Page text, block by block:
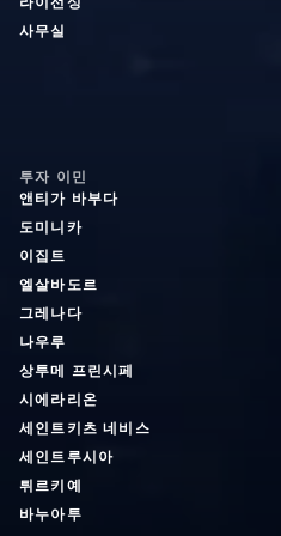
사무실
투자 이민
앤티가 바부다
도미니카
이집트
엘살바도르
그레나다
나우루
상투메 프린시페
시에라리온
세인트키츠 네비스
세인트루시아
튀르키예
바누아투